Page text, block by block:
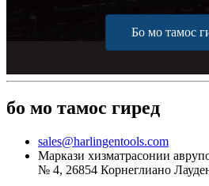
Бо мо тамос
бо мо тамос гиред
sales@harlingentools.com
Маркази хизматрасонии
№ 4, 26854 Корнеглиано